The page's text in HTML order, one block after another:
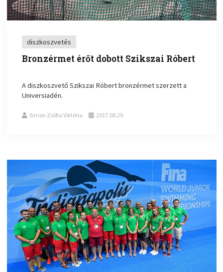
diszkoszvetés
Bronzérmet érőt dobott Szikszai Róbert
A diszkoszvető Szikszai Róbert bronzérmet szerzett a
Universiadén.
Simon Zsófia Viktória 2017.08.29.